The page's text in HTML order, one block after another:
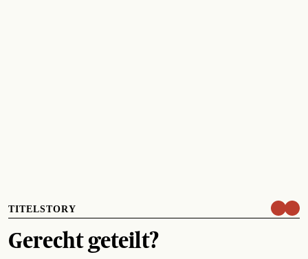
TITELSTORY
Gerecht geteilt?